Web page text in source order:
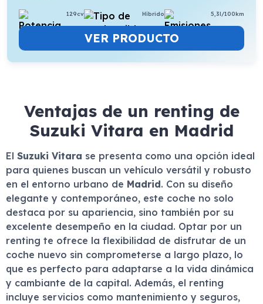
129cv Híbrido 5,3l/100km
VER PRODUCTO
Ventajas de un renting de
Suzuki Vitara en Madrid
El Suzuki Vitara se presenta como una opción ideal
para quienes buscan un vehículo versátil y robusto
en el entorno urbano de Madrid. Con su diseño
elegante y contemporáneo, este coche no solo
destaca por su apariencia, sino también por su
excelente desempeño en la ciudad. Optar por un
renting te ofrece la flexibilidad de disfrutar de un
coche nuevo sin comprometerse a largo plazo, lo
que es perfecto para adaptarse a la vida dinámica
y cambiante de la capital. Además, el renting
incluye servicios como mantenimiento y seguros,